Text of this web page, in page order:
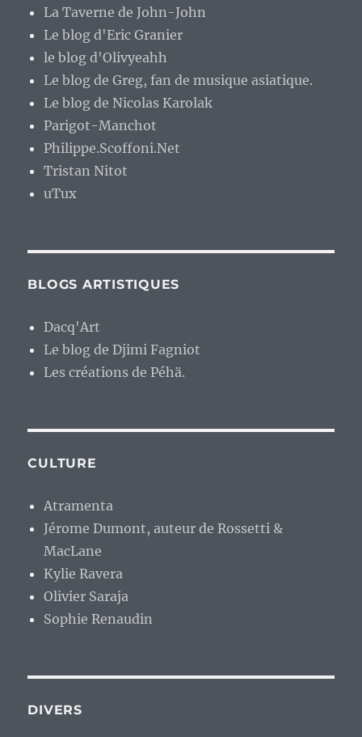
La Taverne de John-John
Le blog d'Eric Granier
le blog d'Olivyeahh
Le blog de Greg, fan de musique asiatique.
Le blog de Nicolas Karolak
Parigot-Manchot
Philippe.Scoffoni.Net
Tristan Nitot
uTux
BLOGS ARTISTIQUES
Dacq'Art
Le blog de Djimi Fagniot
Les créations de Péhä.
CULTURE
Atramenta
Jérome Dumont, auteur de Rossetti &
MacLane
Kylie Ravera
Olivier Saraja
Sophie Renaudin
DIVERS